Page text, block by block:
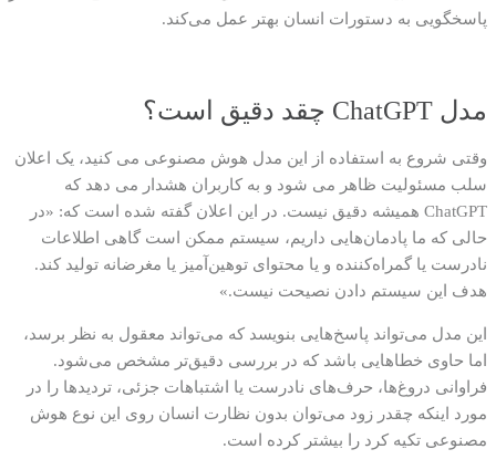
پاسخگویی به دستورات انسان بهتر عمل می‌کند.
مدل ChatGPT چقد دقیق است؟
وقتی شروع به استفاده از این مدل هوش مصنوعی می کنید، یک اعلان
سلب مسئولیت ظاهر می شود و به کاربران هشدار می دهد که
ChatGPT همیشه دقیق نیست. در این اعلان گفته شده است که: «در
حالی که ما پادمان‌هایی داریم، سیستم ممکن است گاهی اطلاعات
نادرست یا گمراه‌کننده و یا محتوای توهین‌آمیز یا مغرضانه تولید کند.
هدف این سیستم دادن نصیحت نیست.»
این مدل می‌تواند پاسخ‌هایی بنویسد که می‌تواند معقول به نظر برسد،
اما حاوی خطاهایی باشد که در بررسی دقیق‌تر مشخص می‌‌شود.
فراوانی دروغ‌ها، حرف‌های نادرست یا اشتباهات جزئی، تردیدها را در
مورد اینکه چقدر زود می‌توان بدون نظارت انسان روی این نوع هوش
مصنوعی تکیه کرد را بیشتر کرده است.